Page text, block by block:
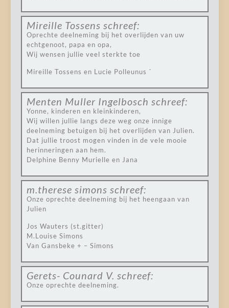
Mireille Tossens schreef:
Oprechte deelneming bij het overlijden van uw
echtgenoot, papa en opa,
Wij wensen jullie veel sterkte toe
Mireille Tossens en Lucie Polleunus ´
Menten Muller Ingelbosch schreef:
Yonne, kinderen en kleinkinderen,
Wij willen jullie langs deze weg onze innige
deelneming betuigen bij het overlijden van Julien.
Dat jullie troost mogen vinden in de vele mooie
herinneringen aan hem.
Delphine Benny Murielle en Jana
m.therese simons schreef:
Onze oprechte deelneming bij het heengaan van
Julien
Jos Wauters (st.gitter)
M.Louise Simons
Van Gansbeke + – Simons
Gerets- Counard V. schreef:
Onze oprechte deelneming.